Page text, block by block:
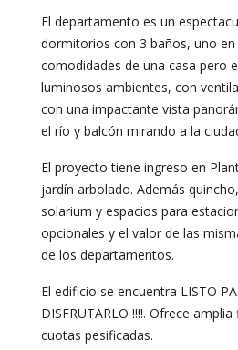
El departamento es un
dormitorios con 3 baños, uno en
comodidades de una casa pero
luminosos ambientes, con
con una impactante vista
el río y balcón mirando a la
El proyecto tiene ingreso en
jardín arbolado. Además
solarium y espacios para
opcionales y el valor de las
de los departamentos.
El edificio se encuentra LISTO
DISFRUTARLO !!!!. Ofrece
cuotas pesificadas.